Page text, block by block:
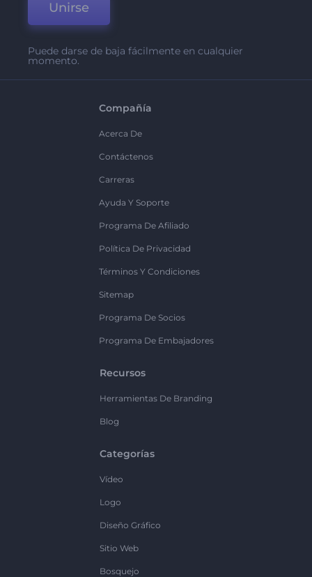
Unirse
Puede darse de baja fácilmente en cualquier
momento.
Compañía
Acerca De
Contáctenos
Carreras
Ayuda Y Soporte
Programa De Afiliado
Política De Privacidad
Términos Y Condiciones
Sitemap
Programa De Socios
Programa De Embajadores
Recursos
Herramientas De Branding
Blog
Categorías
Vídeo
Logo
Diseño Gráfico
Sitio Web
Bosquejo